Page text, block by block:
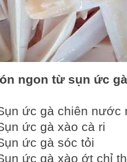
ngon từ sụn ức gà
ức gà chiên nước
ức gà xào cà ri
ức gà sóc tỏi
ức gà xào ớt chỉ